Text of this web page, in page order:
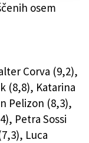
osem
Corva (9,2),
(8,8), Katarina
Pelizon (8,3),
Petra Sossi
Luca